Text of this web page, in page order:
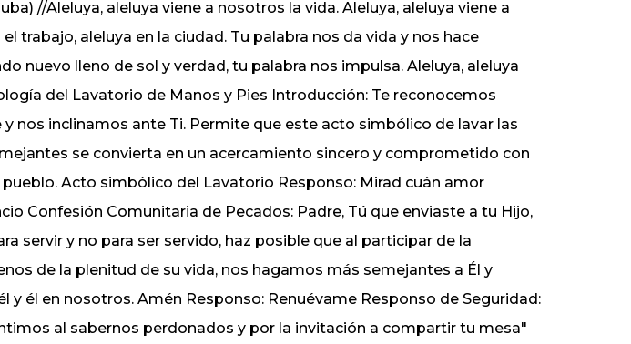
//Aleluya, aleluya viene a nosotros la vida. Aleluya, aleluya viene a
trabajo, aleluya en la ciudad. Tu palabra nos da vida y nos hace
nuevo lleno de sol y verdad, tu palabra nos impulsa. Aleluya, aleluya
del Lavatorio de Manos y Pies Introducción: Te reconocemos
nos inclinamos ante Ti. Permite que este acto simbólico de lavar las
se convierta en un acercamiento sincero y comprometido con
Acto simbólico del Lavatorio Responso: Mirad cuán amor
Confesión Comunitaria de Pecados: Padre, Tú que enviaste a tu Hijo,
servir y no para ser servido, haz posible que al participar de la
de la plenitud de su vida, nos hagamos más semejantes a Él y
y él en nosotros. Amén Responso: Renuévame Responso de Seguridad:
al sabernos perdonados y por la invitación a compartir tu mesa"